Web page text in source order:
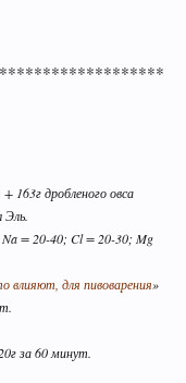
тему
-
Вам
в
вопрос, либо
уже
163г дробленого овса
= 20-40; Cl = 20-30; Mg
влияют, для пивоварения»
за 60 минут.